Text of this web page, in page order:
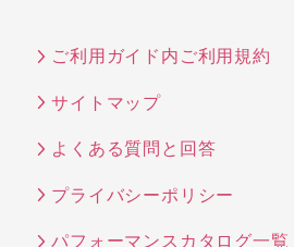
ご利用ガイド内ご利用規約
サイトマップ
よくある質問と回答
プライバシーポリシー
パフォーマンスカタログ一覧